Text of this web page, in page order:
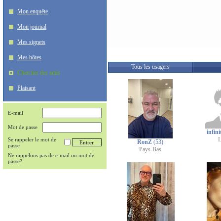
Mon enquête
Mon journal
Mes signets
Mes hôtes
Chercher des amis
Plaisant
E-mail
Mot de passe
Se rappeler le mot de
passe
Ne rappelons pas de e-mail ou mot de
passe?
Tous les usagers
RonZ (53)
Pays-Bas